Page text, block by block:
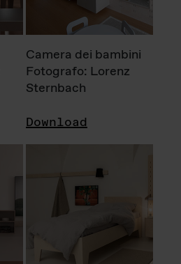
Camera dei bambini
Fotografo: Lorenz
Sternbach
Download